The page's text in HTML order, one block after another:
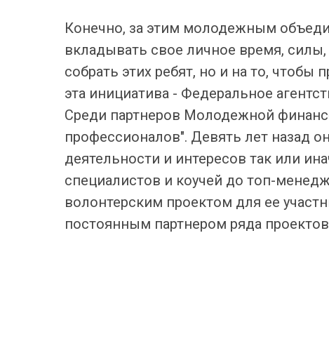
Конечно, за этим молодежным
вкладывать свое личное время,
собрать этих ребят, но и на то,
эта инициатива - Федеральное
Среди партнеров Молодежной
профессионалов". Девять лет назад
деятельности и интересов так или
специалистов и коучей до топ-
волонтерским проектом для ее
постоянным партнером ряда